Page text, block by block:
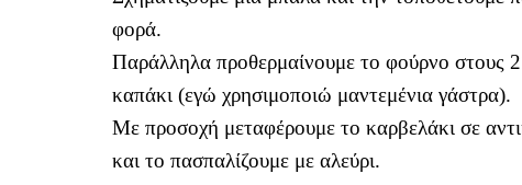
φορά.
Παράλληλα προθερμαίνουμε το φούρνο στους
καπάκι (εγώ χρησιμοποιώ μαντεμένια γάστρα).
Με προσοχή μεταφέρουμε το καρβελάκι σε
και το πασπαλίζουμε με αλεύρι.